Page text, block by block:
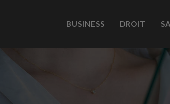
BUSINESS DROIT